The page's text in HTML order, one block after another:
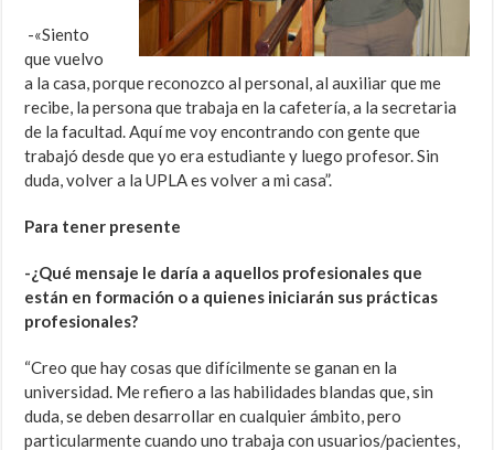
-«Siento
que vuelvo
a la casa, porque reconozco al personal, al auxiliar que me
recibe, la persona que trabaja en la cafetería, a la secretaria
de la facultad. Aquí me voy encontrando con gente que
trabajó desde que yo era estudiante y luego profesor. Sin
duda, volver a la UPLA es volver a mi casa”.
Para tener presente
-¿Qué mensaje le daría a aquellos profesionales que
están en formación o a quienes iniciarán sus prácticas
profesionales?
“Creo que hay cosas que difícilmente se ganan en la
universidad. Me refiero a las habilidades blandas que, sin
duda, se deben desarrollar en cualquier ámbito, pero
particularmente cuando uno trabaja con usuarios/pacientes,